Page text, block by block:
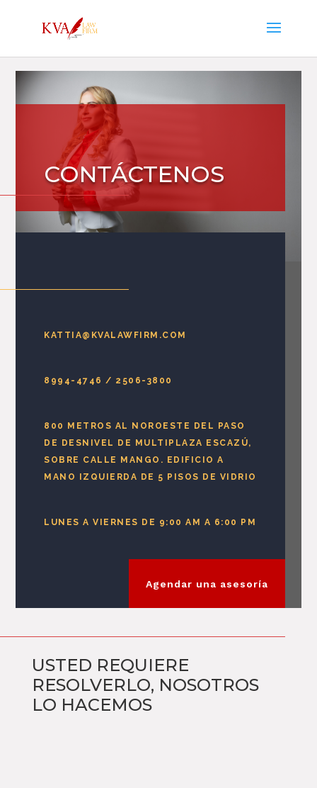
CONTÁCTENOS
KATTIA@KVALAWFIRM.COM
8994-4746 / 2506-3800
800 METROS AL NOROESTE DEL PASO
DE DESNIVEL DE MULTIPLAZA ESCAZÚ,
SOBRE CALLE MANGO. EDIFICIO A
MANO IZQUIERDA DE 5 PISOS DE VIDRIO
LUNES A VIERNES DE 9:00 AM A 6:00 PM
Agendar una asesoría
USTED REQUIERE
RESOLVERLO, NOSOTROS
LO HACEMOS